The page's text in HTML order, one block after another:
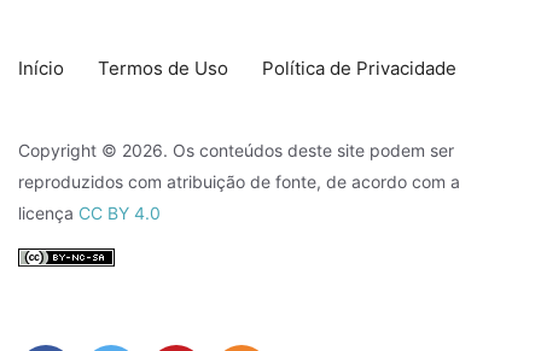
Início Termos de Uso Política de Privacidade
Copyright © 2026. Os conteúdos deste site podem ser
reproduzidos com atribuição de fonte, de acordo com a
licença CC BY 4.0